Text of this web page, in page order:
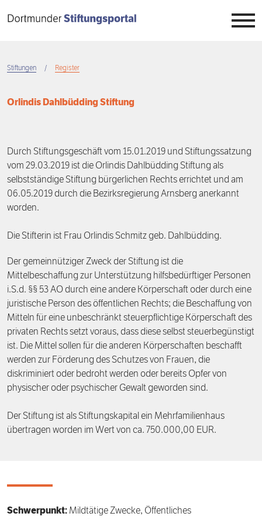
Stiftungen
Übersicht
Register
Projekte
Stiftungswesen
Auftrag
Neuigkeiten
Übersicht
7. Dortmunder Stiftungstag
Förderpreis
Rückblick auf Stiftungstage
Wissen
Übersicht
Finanzierung
Engagement
Zustiften und Spenden
Freiwillige
Breadcrumb
Stiftungen Register
Orlindis Dahlbüdding Stiftung
Durch Stiftungsgeschäft vom 15.01.2019 und Stiftungssatzung
vom 29.03.2019 ist die Orlindis Dahlbüdding Stiftung als
selbstständige Stiftung bürgerlichen Rechts errichtet und am
06.05.2019 durch die Bezirksregierung Arnsberg anerkannt
worden.
Die Stifterin ist Frau Orlindis Schmitz geb. Dahlbüdding.
Der gemeinnütziger Zweck der Stiftung ist die
Mittelbeschaffung zur Unterstützung hilfsbedürftiger Personen
i.S.d. §§ 53 AO durch eine andere Körperschaft oder durch eine
juristische Person des öffentlichen Rechts; die Beschaffung von
Mitteln für eine unbeschränkt steuerpflichtige Körperschaft des
privaten Rechts setzt voraus, dass diese selbst steuerbegünstigt
ist. Die Mittel sollen für die anderen Körperschaften beschafft
werden zur Förderung des Schutzes von Frauen, die
diskriminiert oder bedroht werden oder bereits Opfer von
physischer oder psychischer Gewalt geworden sind.
Der Stiftung ist als Stiftungskapital ein Mehrfamilienhaus
übertragen worden im Wert von ca. 750.000,00 EUR.
Schwerpunkt: Mildtätige Zwecke, Öffentliches